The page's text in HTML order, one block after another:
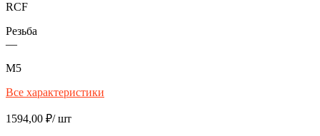
RCF
Резьба
—
М5
Все характеристики
1594,00 ₽/ шт